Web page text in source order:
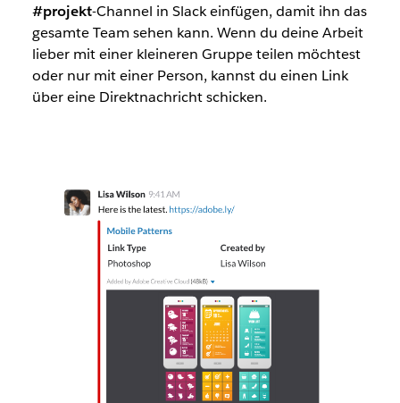
#projekt-Channel in Slack einfügen, damit ihn das
gesamte Team sehen kann. Wenn du deine Arbeit
lieber mit einer kleineren Gruppe teilen möchtest
oder nur mit einer Person, kannst du einen Link
über eine Direktnachricht schicken.